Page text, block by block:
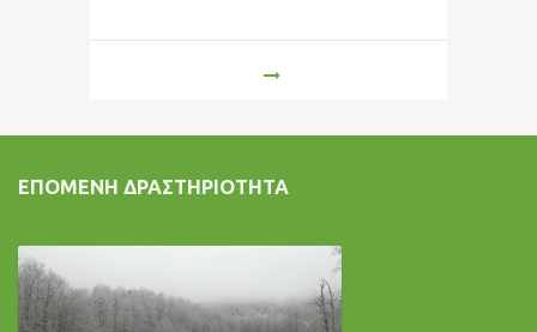
ΕΠΌΜΕΝΗ ΔΡΑΣΤΗΡΙΌΤΗΤΑ